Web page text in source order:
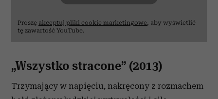
Proszę akceptuj pliki cookie marketingowe, aby wyświetlić
tę zawartość YouTube.
„Wszystko stracone” (2013)
Trzymający w napięciu, nakręcony z rozmachem